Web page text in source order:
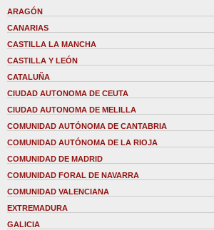
ARAGÓN
CANARIAS
CASTILLA LA MANCHA
CASTILLA Y LEÓN
CATALUÑA
CIUDAD AUTONOMA DE CEUTA
CIUDAD AUTONOMA DE MELILLA
COMUNIDAD AUTÓNOMA DE CANTABRIA
COMUNIDAD AUTÓNOMA DE LA RIOJA
COMUNIDAD DE MADRID
COMUNIDAD FORAL DE NAVARRA
COMUNIDAD VALENCIANA
EXTREMADURA
GALICIA